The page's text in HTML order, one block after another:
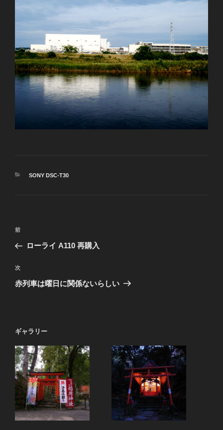
カ
SONY DSC-T30
投
ナ
ビ
ゲ
ン
前
の
稿
前
ローライ A110 再購入
次
の
次
赤列車は曜日に関係ないらしい
ギャラリー